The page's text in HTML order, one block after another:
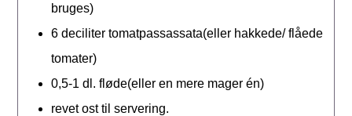
bruges)
6 deciliter tomatpassassata(eller hakkede/ flåede
tomater)
0,5-1 dl. fløde(eller en mere mager én)
revet ost til servering.